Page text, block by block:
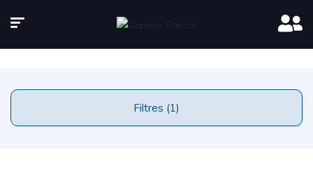
Page d'accueil Inventaire
Filtres (1)